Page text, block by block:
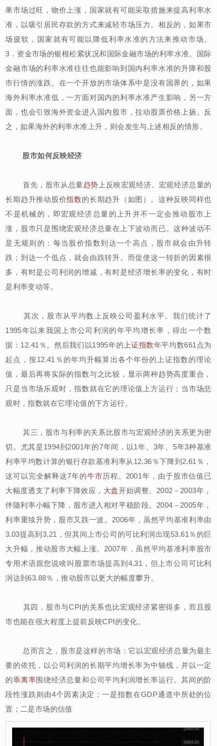
果市场过旺，物价上涨，国家就有可能采取措施来提高利率水
准，以吸引居民存款的方式来减轻市场压力。相反的，如果市
场疲软，国家就有可能以降低利率水准的方法来推动市场。
3．资金市场的银根松紧状况和国际金融市场的利率水准。国际
金融市场的利率水准往往也能影响到国内利率水准的升降和股
市行情的涨跌。在一个开放的市场体系中是没有国界的，如果
海外利率水准低，一方面对国内的利率水准产生影响，另一方
面，也会引致海外资金进入国内股市，拉动股票价格上扬。反
之，如果海外的利率水准上升，则会发生与上述相反的情形。
股市如何反映经济
首先，股市从总量趋势 上反映宏观经济。宏观经济总量的
长期趋升推动股价指数的长期趋升（如图）。这种反映同样也
不是机械的，即宏观经济总量的上升并不一定会推动股市上
涨，股市只是围绕宏观经济总量在上下波动而已。这种波动不
是无规则的：每当股价指数到达一个高点，股市就会由升转
跌；到达一个低点，就会由跌转升。而促使这一转折的因素很
多，有时是公司利润的增减，有时是经济增长率的变化，有时
是利率变动等。
其次，股市从平均数上反映公司盈利水平。我们统计了
1995年以来我国上市公司利润的年平均增长率，得出一个数
据：12.41％。然后我们以1995年的 上证指数年平均数661点为
起点，按12.41％的年均升幅算出各个年份的上证指数的理论
值，最后再将实际的指数与之比较，显示两种趋势高度重合，
只是当市场乐观时，指数就在它的理论值上方运行；当市场悲
观时，指数就在它理论值的下方运行。
其三，股市与利率的关系比股市与宏观经济的关系更为密
切。尤其是1994到2001年的7年间，以1年、3年、5年3种基准
利率平均数计算的银行存款基准利率从12.36％下降到2.61％，
这可以完全解释这7年的牛市历程。2001年，由于股市估值已
大幅度透支了利率下降效应， 大盘开始调整。2002－2003年，
伴随利率小幅下降，股市进入相对平稳阶段。2004－2005年，
利率重续升势，股市又跌一波。2006年，虽然平均基准利率由
3.03提高到3.21，但其间上市公司的可比利润出现53.61％的巨
大升幅，推动股市大幅上涨。2007年，虽然平均基准利率股市
专用术语跟您说啥叫股票市场提高到4.31，但上市公司可比利
润达到63.88％，推动股市以更大的幅度攀升。
其四，股市与CPI的关系也比宏观经济紧密得多，而且股
市也能在很大程度上提前反映CPI的变化。
总而言之，股市是这样的市场：它以宏观经济总量为最主
要的依托，以公司利润的长期平均增长率为中轴线，并以一定
的乖离率围绕经济总量和公司平均利润增长率运行。其间的阶
段性涨跌则由4个因素决定：一是指数在GDP通道中所处的位
置；二是市场的估值